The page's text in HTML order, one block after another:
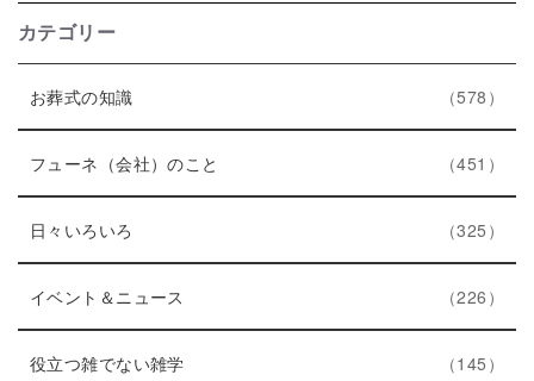
カテゴリー
お葬式の知識
ン
ト
リ
数
578
フューネ（会社）のこと
ン
リ
数
451
日々いろいろ
ン
ト
リ
ー
325
イベント＆ニュース
ン
ト
226
役立つ雑でない雑学エ
145
件